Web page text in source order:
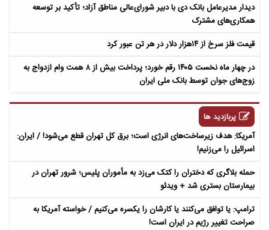
دیدار مدیرعامل بانک دی با دبیر شورای‌عالی مناطق آزاد؛ تأکید بر توسعه
همکاری‌های مشترک
قیمت فلز سرخ از ۱۴هزار دلار در هر تن عبور کرد
در چهار ماه نخست ۱۴۰۵ رقم خورد؛ پرداخت بیش از ۸ همت وام ازدواج به
زوج‌های جوان توسط بانک ملی ایران
پربازدید ها
آمریکا: هدف زیرساخت‌های انرژی است؛ برق کل تهران قطع می‌شود! / ایران:
اسرائیل را می‌زنیم!
حمله بلاگری که دختران را کتک می‌زد به مأموران پلیس؛ شرور تهران در
بیمارستان بستری شد + ویدئو
ترامپ: یا توافق می‌کنند یا کارشان را یکسره می‌کنیم / خواسته آمریکا به
صراحت تغییر رژیم در ایران است!